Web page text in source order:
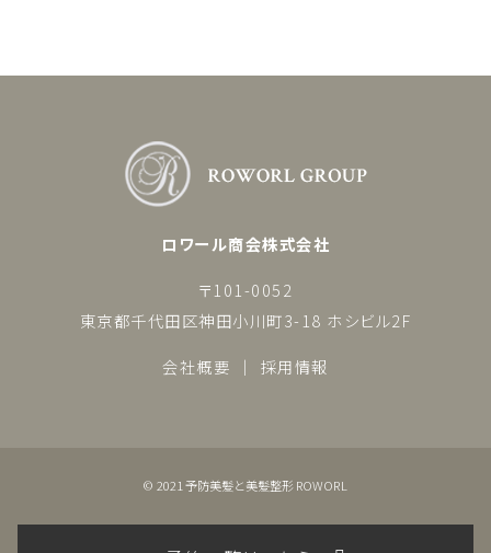
ロワール商会株式会社
〒101-0052
東京都千代田区神田小川町3-18 ホシビル2F
会社概要
採用情報
© 2021 予防美髪と美髪整形 ROWORL